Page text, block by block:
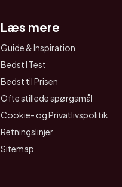
Læs mere
Guide & Inspiration
Bedst I Test
Bedst til Prisen
Ofte stillede spørgsmål
Cookie- og Privatlivspolitik
Retningslinjer
Sitemap